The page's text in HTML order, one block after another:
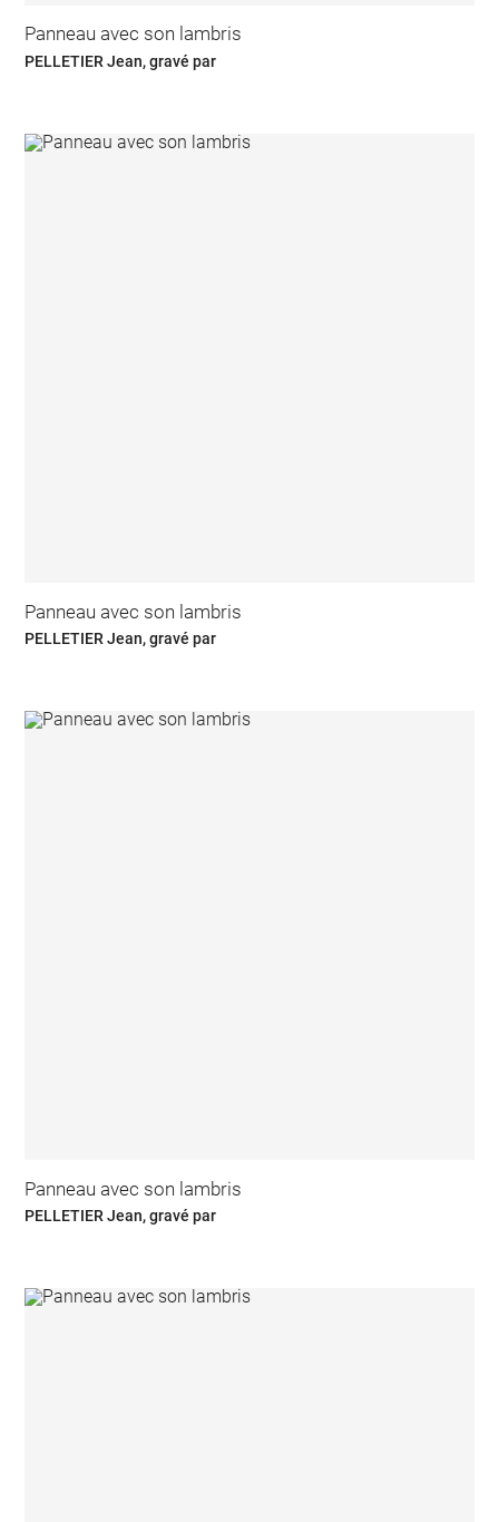
Panneau avec son lambris
PELLETIER Jean, gravé par
Panneau avec son lambris
PELLETIER Jean, gravé par
Panneau avec son lambris
PELLETIER Jean, gravé par